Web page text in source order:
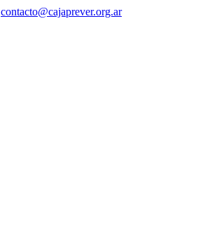
contacto@cajaprever.org.ar